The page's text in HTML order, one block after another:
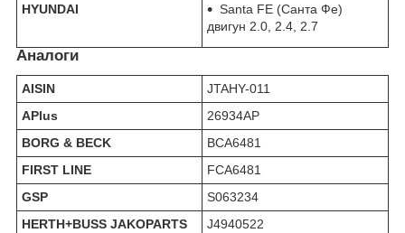
HYUNDAI
Santa FE (Санта Фе)
двигун 2.0, 2.4, 2.7
Аналоги
AISIN
JTAHY-011
APlus
26934AP
BORG & BECK
BCA6481
FIRST LINE
FCA6481
GSP
S063234
HERTH+BUSS JAKOPARTS
J4940522